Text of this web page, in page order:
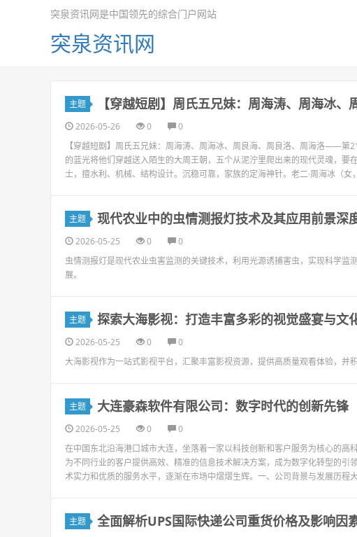
突泉资讯网是中国领先的综合门户网站
突泉资讯网
主题 【穿越短剧】周氏五兄妹：周海涛、周海冰
2026-05-26 0
0
【穿越短剧】周氏五兄妹：周海涛、周海冰、周良海、周良洛、周海洛——
的蓝光将他们穿越送入陌生的大周王朝，五个从泥泞里爬出来的现代灵魂，要
士，擅水利、机械、结构设计。沉稳可靠，家族的定海神针。老二·周海冰（
主题 现代农业中的虫情测报灯技术及其应用前景深
2026-05-25 0
0
虫情测报灯是现代农业虫害监测的关键技术，利用光源诱捕害虫，实现科学
展。
主题 探索大海影视：打造丰富多彩的视觉盛宴与文
2026-05-25 0
0
大海影视作为一站式影视平台，汇聚丰富影视资源，提供高质量观看体验，并
主题 大连豪森软件有限公司：数字时代的创新先锋
2026-05-25 0
0
在中国东北沿海港口城市大连，坐落着一家以科技创新和客户服务为核心的
为不同行业的客户提供高效、精准的信息技术解决方案，成为数字化转型的
术实力和优质的服务水平，逐渐在市场中熠熠生辉。一、公司背景与发展历程
主题 全面解析UPS国际快递公司重货价格及影响因